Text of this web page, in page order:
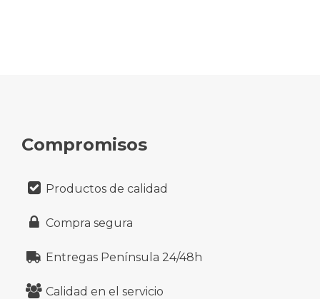
Compromisos
Productos de calidad
Compra segura
Entregas Península 24/48h
Calidad en el servicio